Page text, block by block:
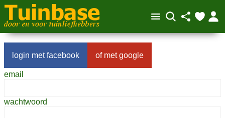
facebook google
email
wachtwoord